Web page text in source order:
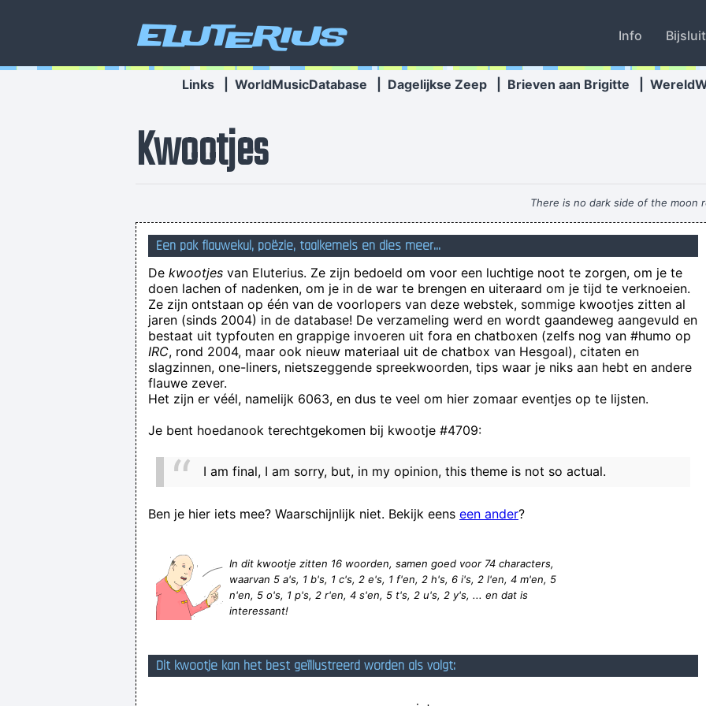
Eluterius Info
Links WorldMusicDatabase Dagelijkse Zeep Brieven aan Brigitte
Kwootjes
There is no dark side of the moon
Nieuwe gehoorregenerator.
Als Filip Joos al zegt dat niet elke
Mightygull: I
Wronm gingen ze
Als je antwoordt, kan Jessica Jaggers Rosenthal je ook bellen en informatie zien zoals je Status
Blond Triple
Een hondleiding: een
it's hard to stop the chinese infasion for some culbs.
Een pak flauwekul, poëzie, taalkemels en dies meer...
De kwootjes van Eluterius. Ze zijn bedoeld om voor een luchtige noot te zorgen, om je te
doen lachen of nadenken, om je in de war te brengen en uiteraard om je tijd te verknoeien.
Ze zijn ontstaan op één van de voorlopers van deze webstek, sommige kwootjes zitten al
jaren (sinds 2004) in de database! De verzameling werd en wordt gaandeweg aangevuld en
bestaat uit typfouten en grappige invoeren uit fora en chatboxen (zelfs nog van #humo op
IRC, rond 2004, maar ook nieuw materiaal uit de chatbox van Hesgoal), citaten en
slagzinnen, one-liners, nietszeggende spreekwoorden, tips waar je niks aan hebt en andere
flauwe zever.
Het zijn er véél, namelijk 6063, en dus te veel om hier zomaar eventjes op te lijsten.
Je bent hoedanook terechtgekomen bij kwootje #4709:
I am final, I am sorry, but, in my opinion, this theme is not so actual.
Ben je hier iets mee? Waarschijnlijk niet. Bekijk eens een ander?
In dit kwootje zitten 16 woorden, samen goed voor 74 characters,
waarvan 5 a's, 1 b's, 1 c's, 2 e's, 1 f'en, 2 h's, 6 i's, 2 l'en, 4 m'en, 5
n'en, 5 o's, 1 p's, 2 r'en, 4 s'en, 5 t's, 2 u's, 2 y's, ... en dat is
interessant!
Dit kwootje kan het best geïllustreerd worden als volgt: